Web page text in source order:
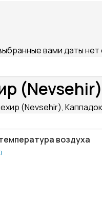
вами даты
(Nevsehir),
воздуха